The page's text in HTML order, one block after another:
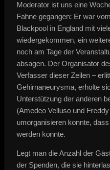
Moderator ist uns eine
Fahne gegangen: Er war
Blackpool in England mit
wiedergekommen, ein
noch am Tage der
absagen. Der Organisator
Verfasser dieser Zeilen –
Gehirnaneurysma, erholte
Unterstützung der anderen
(Amedeo Velluso und
umorganisieren konnte,
werden konnte.
Legt man die Anzahl der
der Spenden, die sie